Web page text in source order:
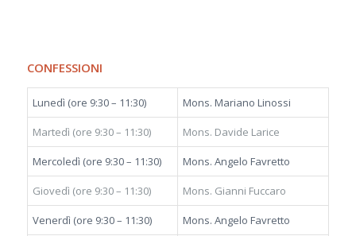
CONFESSIONI
Lunedì (ore 9:30 – 11:30) Mons. Mariano Linossi
Martedì (ore 9:30 – 11:30) Mons. Davide Larice
Mercoledì (ore 9:30 – 11:30) Mons. Angelo Favretto
Giovedì (ore 9:30 – 11:30) Mons. Gianni Fuccaro
Venerdì (ore 9:30 – 11:30) Mons. Angelo Favretto